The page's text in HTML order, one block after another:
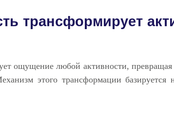
трансформирует
ощущение любой активности,
этого трансформации базируется